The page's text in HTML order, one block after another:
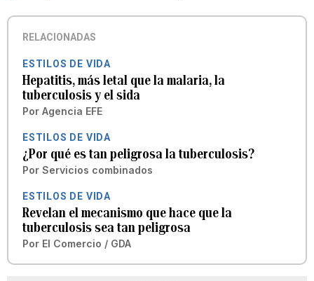
RELACIONADAS
ESTILOS DE VIDA
Hepatitis, más letal que la malaria, la
tuberculosis y el sida
Por Agencia EFE
ESTILOS DE VIDA
¿Por qué es tan peligrosa la tuberculosis?
Por Servicios combinados
ESTILOS DE VIDA
Revelan el mecanismo que hace que la
tuberculosis sea tan peligrosa
Por El Comercio / GDA